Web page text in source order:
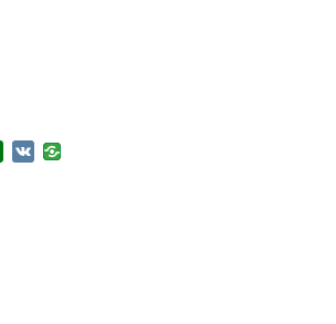
Douban
VK